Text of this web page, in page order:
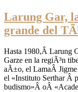
Larung Gar,
grande del
Hasta 1980,Â Larung
Garze en la regiÃ³n
aÃ±o, el LamaÂ
el «Instituto Serthar Â
budismo»Â oÂ